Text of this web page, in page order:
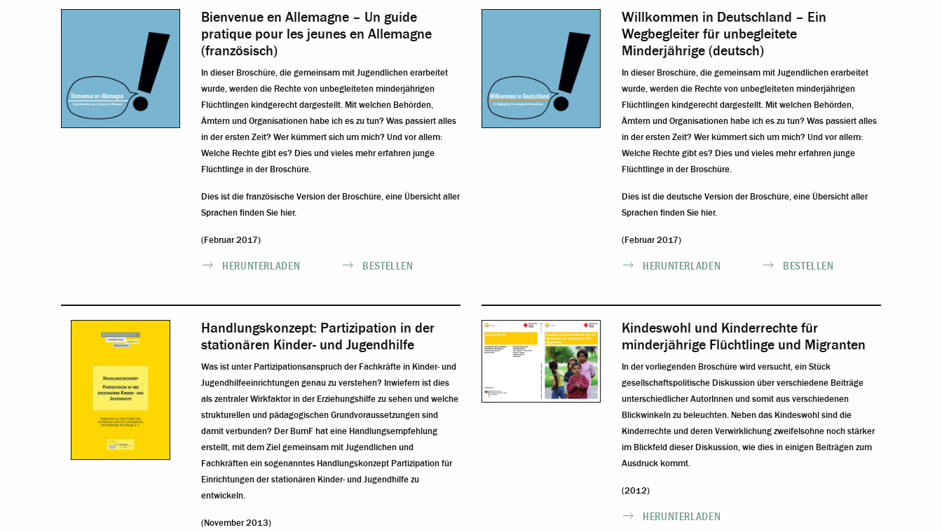
Bienvenue en Allemagne – Un guide
pratique pour les jeunes en Allemagne
(französisch)
In dieser Broschüre, die gemeinsam mit Jugendlichen erarbeitet
wurde, werden die Rechte von unbegleiteten minderjährigen
Flüchtlingen kindgerecht dargestellt. Mit welchen Behörden,
Ämtern und Organisationen habe ich es zu tun? Was passiert alles
in der ersten Zeit? Wer kümmert sich um mich? Und vor allem:
Welche Rechte gibt es? Dies und vieles mehr erfahren junge
Flüchtlinge in der Broschüre.
Dies ist die französische Version der Broschüre, eineÜbersicht aller
Sprachen finden Sie hier.
(Februar 2017)
HERUNTERLADEN BESTELLEN
Willkommen in Deutschland – Ein
Wegbegleiter für unbegleitete
Minderjährige (deutsch)
In dieser Broschüre, die gemeinsam mit Jugendlichen erarbeitet
wurde, werden die Rechte von unbegleiteten minderjährigen
Flüchtlingen kindgerecht dargestellt. Mit welchen Behörden,
Ämtern und Organisationen habe ich es zu tun? Was passiert alles
in der ersten Zeit? Wer kümmert sich um mich? Und vor allem:
Welche Rechte gibt es? Dies und vieles mehr erfahren junge
Flüchtlinge in der Broschüre.
Dies ist die deutsche Version der Broschüre, eineÜbersicht aller
Sprachen finden Sie hier.
(Februar 2017)
HERUNTERLADEN BESTELLEN
Handlungskonzept: Partizipation in der
stationären Kinder- und Jugendhilfe
Was ist unter Partizipationsanspruch der Fachkräfte in Kinder- und
Jugendhilfeeinrichtungen genau zu verstehen? Inwiefern ist dies
als zentraler Wirkfaktor in der Erziehungshilfe zu sehen und welche
strukturellen und pädagogischen Grundvoraussetzungen sind
damit verbunden? Der BumF hat eine Handlungsempfehlung
erstellt, mit dem Ziel gemeinsam mit Jugendlichen und
Fachkräften ein sogenanntes Handlungskonzept Partizipation für
Einrichtungen der stationären Kinder- und Jugendhilfe zu
entwickeln.
(November 2013)
Kindeswohl und Kinderrechte für
minderjährige Flüchtlinge und Migranten
In der vorliegenden Broschüre wird versucht, ein Stück
gesellschaftspolitische Diskussion über verschiedene Beiträge
unterschiedlicher AutorInnen und somit aus verschiedenen
Blickwinkeln zu beleuchten. Neben das Kindeswohl sind die
Kinderrechte und deren Verwirklichung zweifelsohne noch stärker
im Blickfeld dieser Diskussion, wie dies in einigen Beiträgen zum
Ausdruck kommt.
(2012)
HERUNTERLADEN